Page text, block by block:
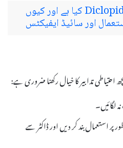
Diclopid Tablet کیا ہے اور کیوں
اور سائیڈ ایفیکٹس
لگائیں۔
پر استعمال بند کر دیں اور ڈاکٹر سے